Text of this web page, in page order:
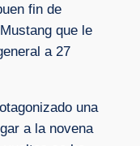
fin de
que le
a 27
una
a la novena